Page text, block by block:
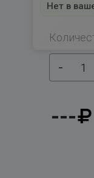
Нет в
- 1
---